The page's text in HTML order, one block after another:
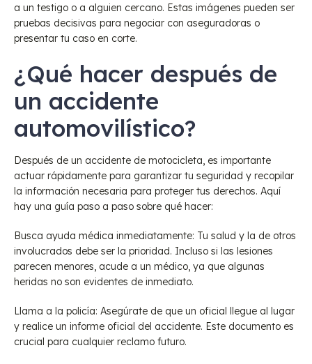
a un testigo o a alguien cercano. Estas imágenes pueden ser
pruebas decisivas para negociar con aseguradoras o
presentar tu caso en corte.
¿Qué hacer después de
un accidente
automovilístico?
Después de un accidente de motocicleta, es importante
actuar rápidamente para garantizar tu seguridad y recopilar
la información necesaria para proteger tus derechos. Aquí
hay una guía paso a paso sobre qué hacer:
Busca ayuda médica inmediatamente: Tu salud y la de otros
involucrados debe ser la prioridad. Incluso si las lesiones
parecen menores, acude a un médico, ya que algunas
heridas no son evidentes de inmediato.
Llama a la policía: Asegúrate de que un oficial llegue al lugar
y realice un informe oficial del accidente. Este documento es
crucial para cualquier reclamo futuro.